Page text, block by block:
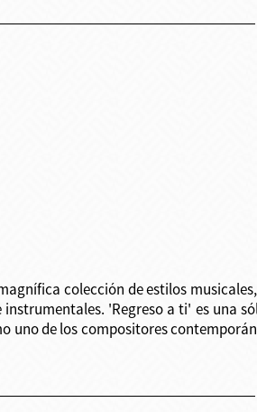
colección de estilos
'Regreso a ti' es una
uno de los compositores